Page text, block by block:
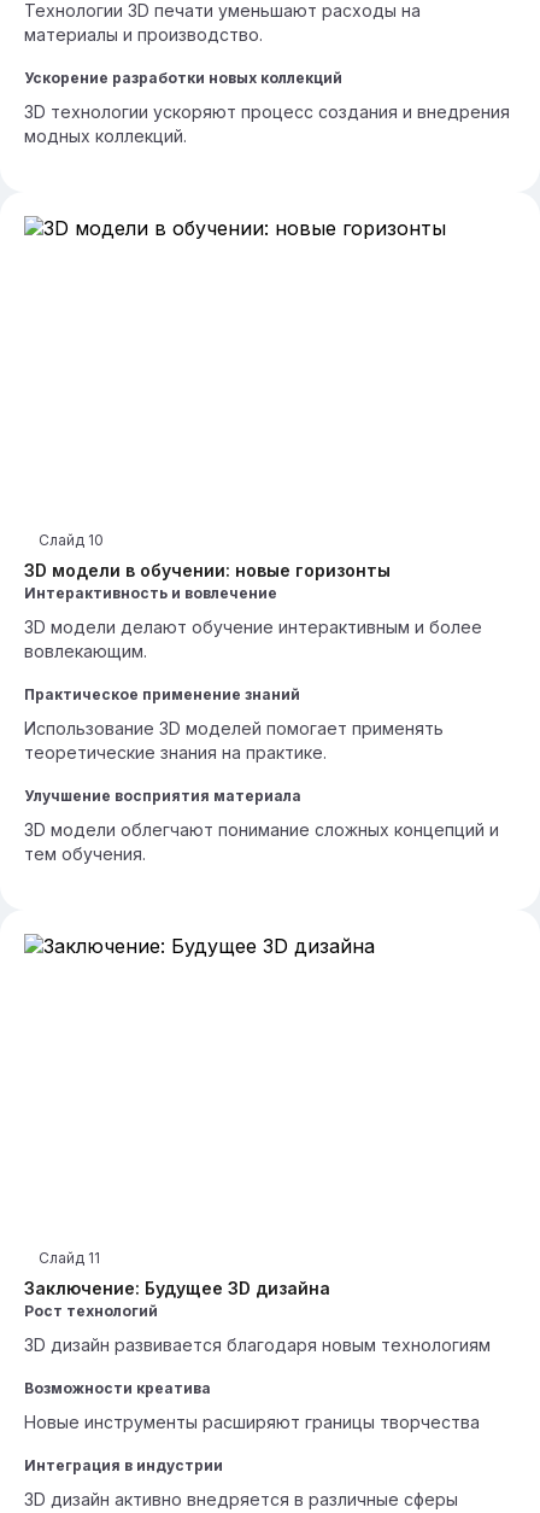
Технологии 3D печати уменьшают расходы на
материалы и производство.
Ускорение разработки новых коллекций
3D технологии ускоряют процесс создания и внедрения
модных коллекций.
3D модели в обучении: новые горизонты
Слайд 10
Интерактивность и вовлечение
3D модели делают обучение интерактивным и более
вовлекающим.
Практическое применение знаний
Использование 3D моделей помогает применять
теоретические знания на практике.
Улучшение восприятия материала
3D модели облегчают понимание сложных концепций и
тем обучения.
Заключение: Будущее 3D дизайна
Слайд 11
Рост технологий
3D дизайн развивается благодаря новым технологиям
Возможности креатива
Новые инструменты расширяют границы творчества
Интеграция в индустрии
3D дизайн активно внедряется в различные сферы